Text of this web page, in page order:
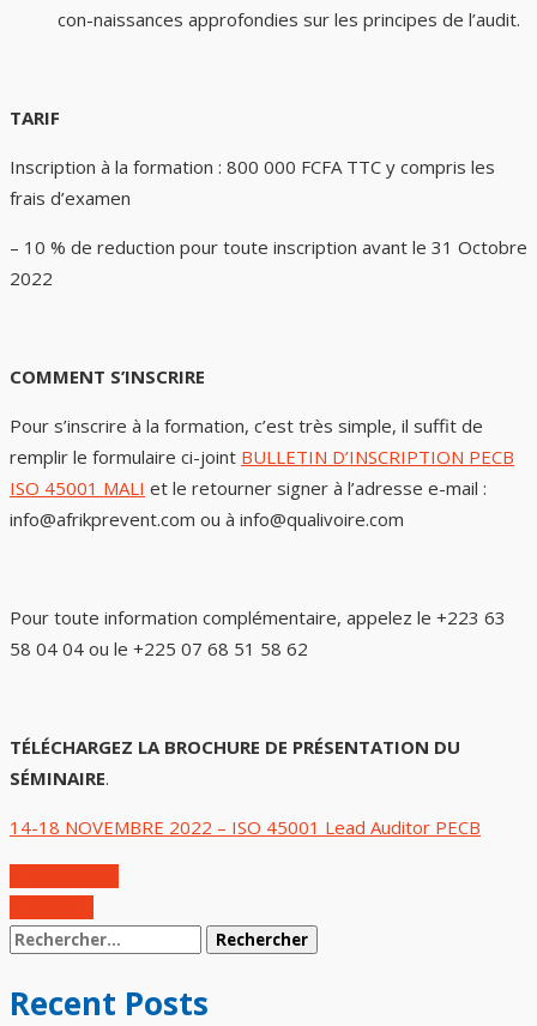
con-naissances approfondies sur les principes de l’audit.
TARIF
Inscription à la formation : 800 000 FCFA TTC y compris les
frais d’examen
– 10 % de reduction pour toute inscription avant le 31 Octobre
2022
COMMENT S’INSCRIRE
Pour s’inscrire à la formation, c’est très simple, il suffit de
remplir le formulaire ci-joint BULLETIN D’INSCRIPTION PECB
ISO 45001 MALI et le retourner signer à l’adresse e-mail :
info@afrikprevent.com ou à info@qualivoire.com
Pour toute information complémentaire, appelez le +223 63
58 04 04 ou le +225 07 68 51 58 62
TÉLÉCHARGEZ LA BROCHURE DE PRÉSENTATION DU
SÉMINAIRE.
14-18 NOVEMBRE 2022 – ISO 45001 Lead Auditor PECB
Recent Posts